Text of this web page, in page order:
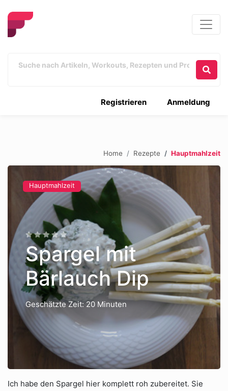
Anmeldung
Registrieren
Home Rezepte Hauptmahlzeit
Hauptmahlzeit
Spargel mit
Bärlauch Dip
Geschätzte Zeit: 20 Minuten
Ich habe den Spargel hier komplett roh zubereitet. Sie